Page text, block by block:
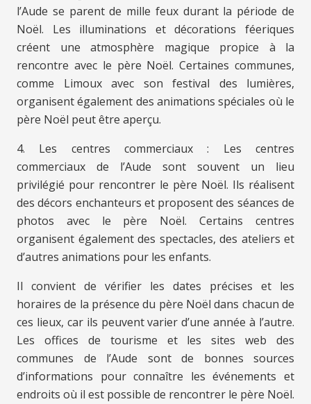
l’Aude se parent de mille feux durant la période de
Noël. Les illuminations et décorations féeriques
créent une atmosphère magique propice à la
rencontre avec le père Noël. Certaines communes,
comme Limoux avec son festival des lumières,
organisent également des animations spéciales où le
père Noël peut être aperçu.
4. Les centres commerciaux : Les centres
commerciaux de l’Aude sont souvent un lieu
privilégié pour rencontrer le père Noël. Ils réalisent
des décors enchanteurs et proposent des séances de
photos avec le père Noël. Certains centres
organisent également des spectacles, des ateliers et
d’autres animations pour les enfants.
Il convient de vérifier les dates précises et les
horaires de la présence du père Noël dans chacun de
ces lieux, car ils peuvent varier d’une année à l’autre.
Les offices de tourisme et les sites web des
communes de l’Aude sont de bonnes sources
d’informations pour connaître les événements et
endroits où il est possible de rencontrer le père Noël.